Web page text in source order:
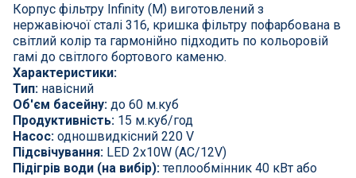
Корпус фільтру Infinity (M) виготовлений з
нержавіючої сталі 316, кришка фільтру пофарбована в
світлий колір та гармонійно підходить по кольоровій
гамі до світлого бортового каменю.
Характеристики:
Тип: навісний
Об'єм басейну: до 60 м.куб
Продуктивність: 15 м.куб/год
Насос: одношвидкісний 220 V
Підсвічування: LED 2x10W (AC/12V)
Підігрів води (на вибір): теплообмінник 40 кВт або